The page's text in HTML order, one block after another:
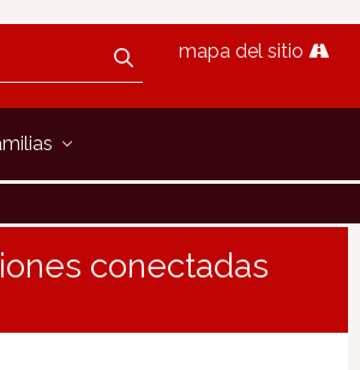
mapa del sitio
conectadas